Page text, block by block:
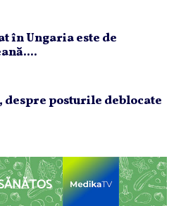
în Ungaria este de
despre posturile deblocate